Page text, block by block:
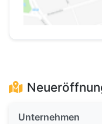
Unternehmen